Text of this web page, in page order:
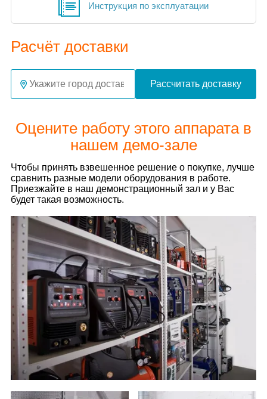
Инструкция по эксплуатации
Расчёт доставки
Рассчитать доставку
Оцените работу этого аппарата в
нашем демо-зале
Чтобы принять взвешенное решение о покупке, лучше
сравнить разные модели оборудования в работе.
Приезжайте в наш демонстрационный зал и у Вас
будет такая возможность.